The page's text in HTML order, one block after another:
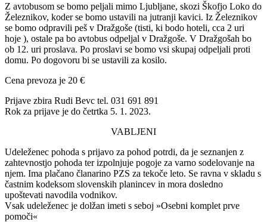
Z avtobusom se bomo peljali mimo Ljubljane, skozi Škofjo Loko do
Železnikov, koder se bomo ustavili na jutranji kavici. Iz Železnikov
se bomo odpravili peš v Dražgoše (tisti, ki bodo hoteli, cca 2 uri
hoje ), ostale pa bo avtobus odpeljal v Dražgoše. V Dražgošah bo
ob 12. uri proslava. Po proslavi se bomo vsi skupaj odpeljali proti
domu. Po dogovoru bi se ustavili za kosilo.
Cena prevoza je 20 €
Prijave zbira Rudi Bevc tel. 031 691 891
Rok za prijave je do četrtka 5. 1. 2023.
VABLJENI
Udeleženec pohoda s prijavo za pohod potrdi, da je seznanjen z
zahtevnostjo pohoda ter izpolnjuje pogoje za varno sodelovanje na
njem. Ima plačano članarino PZS za tekoče leto. Se ravna v skladu s
častnim kodeksom slovenskih planincev in mora dosledno
upoštevati navodila vodnikov.
Vsak udeleženec je dolžan imeti s seboj »Osebni komplet prve
pomoči«